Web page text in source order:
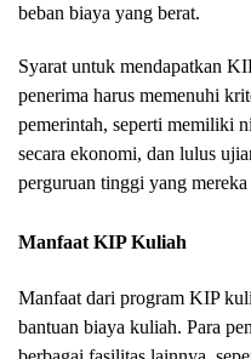
beban biaya yang berat.
Syarat untuk mendapatkan
penerima harus memenuhi
pemerintah, seperti memiliki
secara ekonomi, dan lulus
perguruan tinggi yang
Manfaat KIP Kuliah
Manfaat dari program KIP
bantuan biaya kuliah. Para